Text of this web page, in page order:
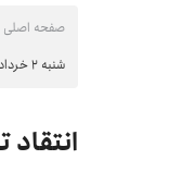
صفحه اصلی
شنبه ۲ خرداد ۱۴۰۵ - ۱۰:۳۴